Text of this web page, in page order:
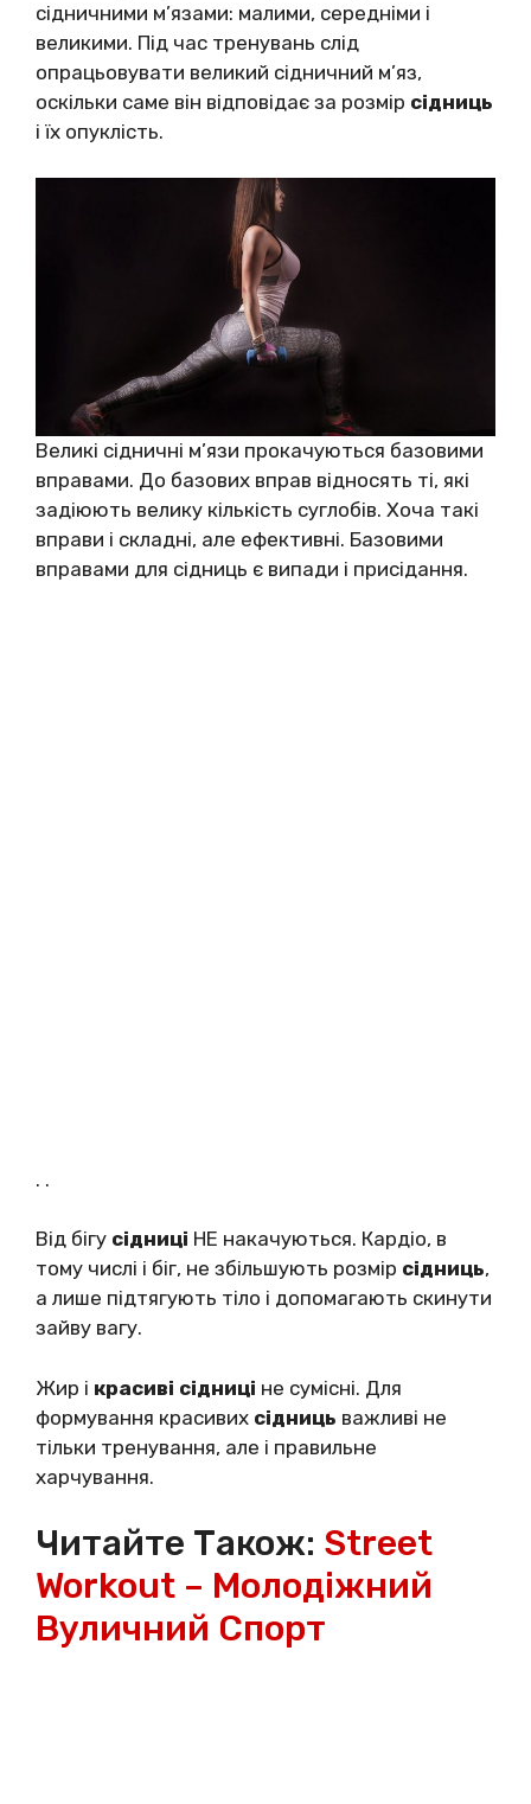
сідничними м’язами: малими, середніми і
великими. Під час тренувань слід
опрацьовувати великий сідничний м’яз,
оскільки саме він відповідає за розмір сідниць
і їх опуклість.
Великі сідничні м’язи прокачуються базовими
вправами. До базових вправ відносять ті, які
задіюють велику кількість суглобів. Хоча такі
вправи і складні, але ефективні. Базовими
вправами для сідниць є випади і присідання.
. .
Від бігу сідниці НЕ накачуються. Кардіо, в
тому числі і біг, не збільшують розмір сідниць,
а лише підтягують тіло і допомагають скинути
зайву вагу.
Жир і красиві сідниці не сумісні. Для
формування красивих сідниць важливі не
тільки тренування, але і правильне
харчування.
Читайте Також: Street
Workout – Молодіжний
Вуличний Спорт